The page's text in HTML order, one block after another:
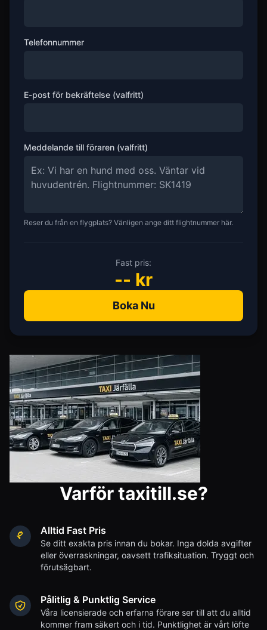
Telefonnummer
E-post för bekräftelse (valfritt)
Meddelande till föraren (valfritt)
Reser du från en flygplats? Vänligen ange ditt flightnummer här.
Fast pris:
-- kr
Boka Nu
Varför taxitill.se?
Alltid Fast Pris
Se ditt exakta pris innan du bokar. Inga dolda avgifter
eller överraskningar, oavsett trafiksituation. Tryggt och
förutsägbart.
Pålitlig & Punktlig Service
Våra licensierade och erfarna förare ser till att du alltid
kommer fram säkert och i tid. Punktlighet är vårt löfte